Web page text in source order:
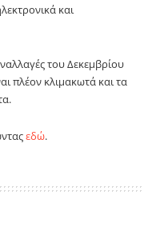
και
του Δεκεμβρίου
πλέον κλιμακωτά και τα
εδώ.